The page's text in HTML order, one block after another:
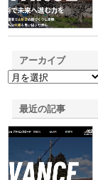
アーカイブ
最近の記事